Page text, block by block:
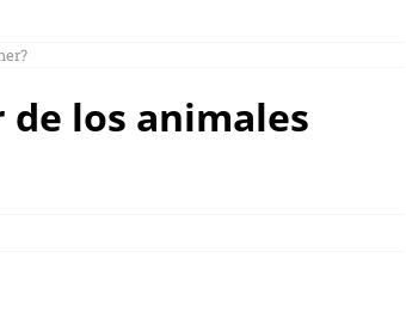
de los animales